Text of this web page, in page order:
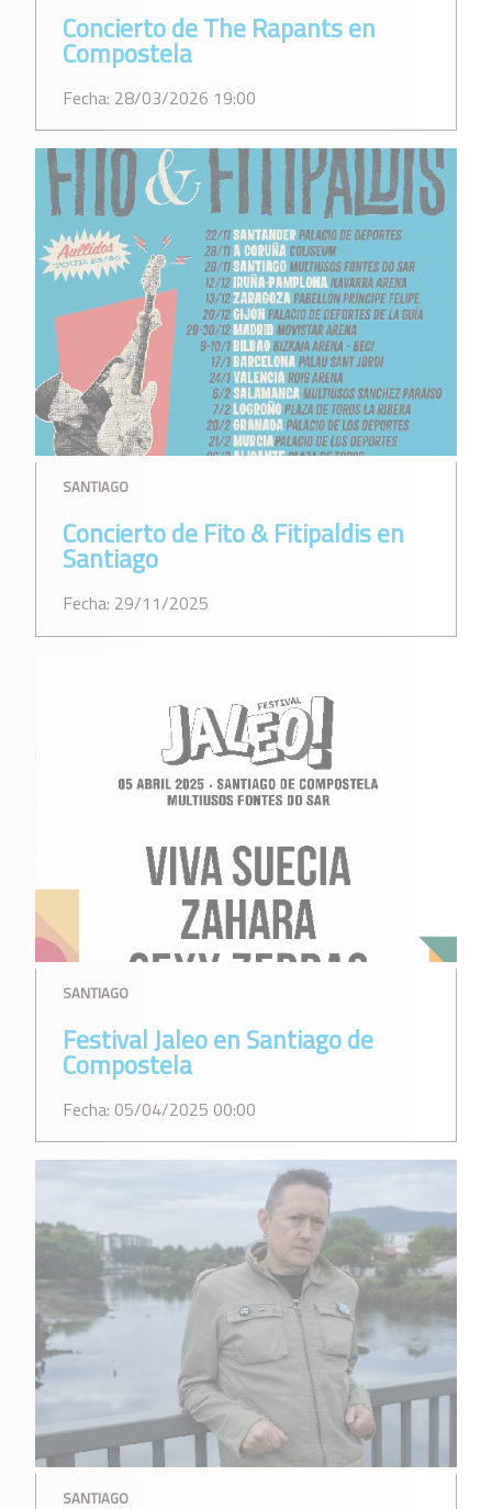
Concierto de The Rapants en
Compostela
Fecha: 28/03/2026 19:00
SANTIAGO
Concierto de Fito & Fitipaldis en
Santiago
Fecha: 29/11/2025
SANTIAGO
Festival Jaleo en Santiago de
Compostela
Fecha: 05/04/2025 00:00
SANTIAGO